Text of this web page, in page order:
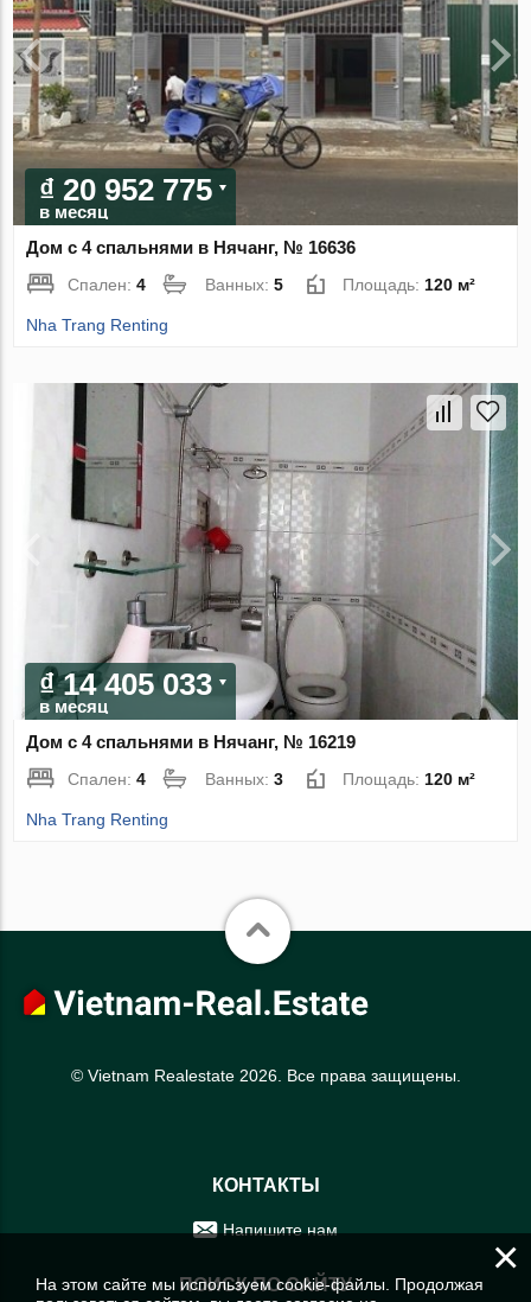
₫ 20 952 775
в месяц
Дом с 4 спальнями в Нячанг, № 16636
Спален:4 Ванных:5 Площадь: 120 м²
Nha Trang Renting
₫ 14 405 033
в месяц
Дом с 4 спальнями в Нячанг, № 16219
Спален:4 Ванных:3 Площадь: 120 м²
Nha Trang Renting
© Vietnam Realestate 2026. Все права защищены.
КОНТАКТЫ
Напишите нам
ПОИСК ПО САЙТУ
×
На этом сайте мы используем cookie-файлы. Продолжая